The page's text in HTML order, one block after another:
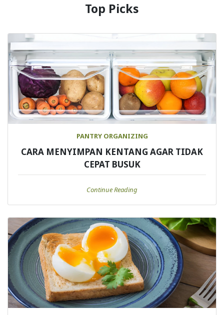
Top Picks
PANTRY ORGANIZING
CARA MENYIMPAN KENTANG AGAR TIDAK
CEPAT BUSUK
Continue Reading